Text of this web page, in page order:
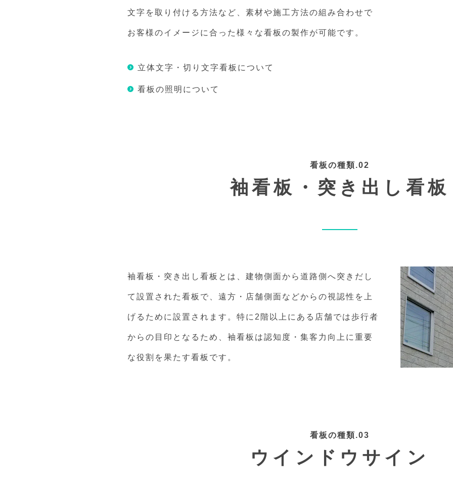
文字を取り付ける方法など、素材や施工方法の組み合わせで
お客様のイメージに合った様々な看板の製作が可能です。
立体文字・切り文字看板について
看板の照明について
看板の種類.02
袖看板・突き出し看板
袖看板・突き出し看板とは、建物側面から道路側へ突きだし
て設置された看板で、遠方・店舗側面などからの視認性を上
げるために設置されます。特に2階以上にある店舗では歩行者
からの目印となるため、袖看板は認知度・集客力向上に重要
な役割を果たす看板です。
看板の種類.03
ウインドウサイン